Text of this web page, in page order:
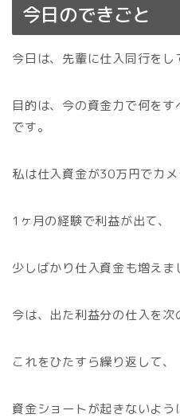
今日のできごと
今日は、先輩に仕入同行をし
目的は、今の資金力で何を
です。
私は仕入資金が30万円でカ
1ヶ月の経験で利益が出て、
少しばかり仕入資金も増えま
今は、出た利益分の仕入を次
これをひたすら繰り返して、
資金ショートが起きないよう